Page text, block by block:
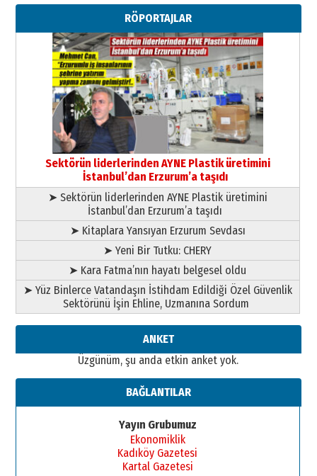
Erzurumspor’un köşe taşları
29 Haziran 2026 Pazartesi
Kenan GÜLERCİ
Murat Şahsuvaroğlu ERKON’da
çıtayı yukarı taşırken,
yönetimdekiler aşağı
çekmemeli!
17 Şubat 2026 SalıOrhan BOZKURT
Bir fotoğraf, bir şehir, bir
gazeteci… Dizginler kimin
elinde?
A. Berhan Yılmaz
BİR BÖLÜM DEĞİL, BİR ÖMÜR
SEÇİYORSUNUZ… “NEDEN
ATATÜRK ÜNİVERSİTESİ?”
28 Temmuz 2026 Salı
Ahmet Gökhan YAZICI
Ahmed Yesevi’den bir Alperen…
”Reisimiz” idi… Hakka yürüdü.!
26 Mart 2026 Perşembe
gönül adamı Faruk Terzioğlu!
bir vizyon proje daha!
02 Ağustos 2026 Pazar
RÖPORTAJLAR
Sektörün liderlerinden AYNE Plastik üretimini
İstanbul’dan Erzurum’a taşıdı
➤ Sektörün liderlerinden AYNE Plastik üretimini
İstanbul’dan Erzurum’a taşıdı
➤ Kitaplara Yansıyan Erzurum Sevdası
➤ Yeni Bir Tutku: CHERY
➤ Kara Fatma’nın hayatı belgesel oldu
➤ Yüz Binlerce Vatandaşın İstihdam Edildiği Özel Güvenlik
Sektörünü İşin Ehline, Uzmanına Sordum
ANKET
Üzgünüm, şu anda etkin anket yok.
BAĞLANTILAR
Yayın Grubumuz
Ekonomiklik
Kadıköy Gazetesi
Kartal Gazetesi